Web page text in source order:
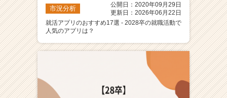
市況分析
公開日：2020年09月29日
更新日：2026年06月22日
就活アプリのおすすめ17選 - 2028卒の就職活動で
人気のアプリは？